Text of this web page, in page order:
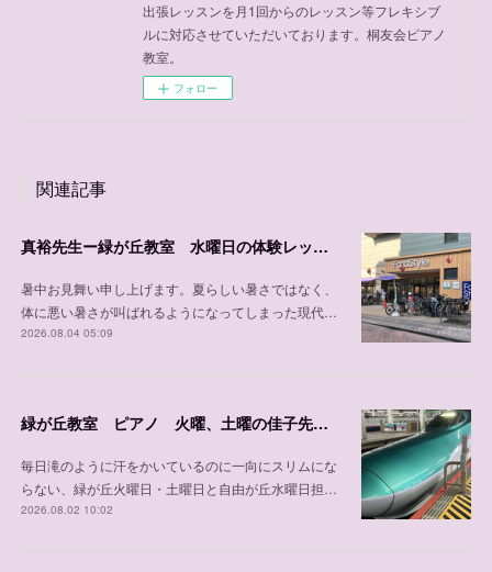
出張レッスンを月1回からのレッスン等フレキシブ
ルに対応させていただいております。桐友会ピアノ
教室。
フォロー
関連記事
真裕先生ー緑が丘教室 水曜日の体験レッスン可能日程
暑中お見舞い申し上げます。夏らしい暑さではなく、
体に悪い暑さが叫ばれるようになってしまった現代…
2026.08.04 05:09
緑が丘教室 ピアノ 火曜、土曜の佳子先生の紹介
毎日滝のように汗をかいているのに一向にスリムにな
らない、緑が丘火曜日・土曜日と自由が丘水曜日担…
2026.08.02 10:02